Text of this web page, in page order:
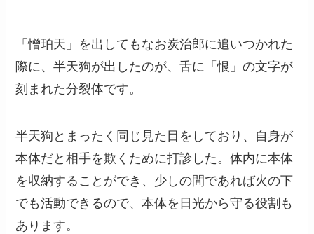
「憎珀天」を出してもなお炭治郎に追いつかれた
際に、半天狗が出したのが、舌に「恨」の文字が
刻まれた分裂体です。
半天狗とまったく同じ見た目をしており、自身が
本体だと相手を欺くために打診した。体内に本体
を収納することができ、少しの間であれば火の下
でも活動できるので、本体を日光から守る役割も
あります。